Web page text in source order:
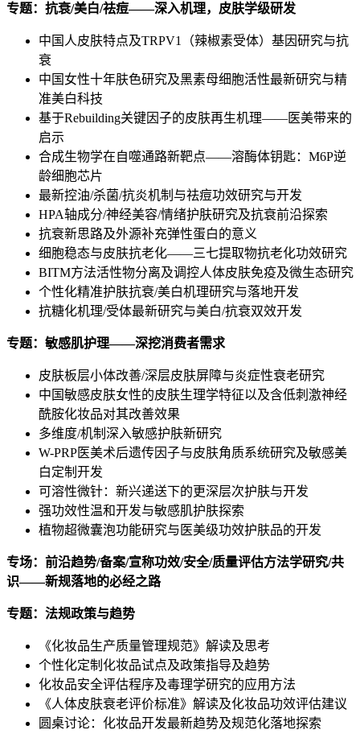
专题：抗衰/美白/祛痘——深入机理，皮肤学级研发
中国人皮肤特点及TRPV1（辣椒素受体）基因研究与抗
衰
中国女性十年肤色研究及黑素母细胞活性最新研究与精
准美白科技
基于Rebuilding关键因子的皮肤再生机理——医美带来的
启示
合成生物学在自噬通路新靶点——溶酶体钥匙：M6P逆
龄细胞芯片
最新控油/杀菌/抗炎机制与祛痘功效研究与开发
HPA轴成分/神经美容/情绪护肤研究及抗衰前沿探索
抗衰新思路及外源补充弹性蛋白的意义
细胞稳态与皮肤抗老化——三七提取物抗老化功效研究
BITM方法活性物分离及调控人体皮肤免疫及微生态研究
个性化精准护肤抗衰/美白机理研究与落地开发
抗糖化机理/受体最新研究与美白/抗衰双效开发
专题：敏感肌护理——深挖消费者需求
皮肤板层小体改善/深层皮肤屏障与炎症性衰老研究
中国敏感皮肤女性的皮肤生理学特征以及含低刺激神经
酰胺化妆品对其改善效果
多维度/机制深入敏感护肤新研究
W-PRP医美术后遗传因子与皮肤角质系统研究及敏感美
白定制开发
可溶性微针：新兴递送下的更深层次护肤与开发
强功效性温和开发与敏感肌护肤探索
植物超微囊泡功能研究与医美级功效护肤品的开发
专场：前沿趋势/备案/宣称功效/安全/质量评估方法学研究/共
识——新规落地的必经之路
专题：法规政策与趋势
《化妆品生产质量管理规范》解读及思考
个性化定制化妆品试点及政策指导及趋势
化妆品安全评估程序及毒理学研究的应用方法
《人体皮肤衰老评价标准》解读及化妆品功效评估建议
圆桌讨论：化妆品开发最新趋势及规范化落地探索